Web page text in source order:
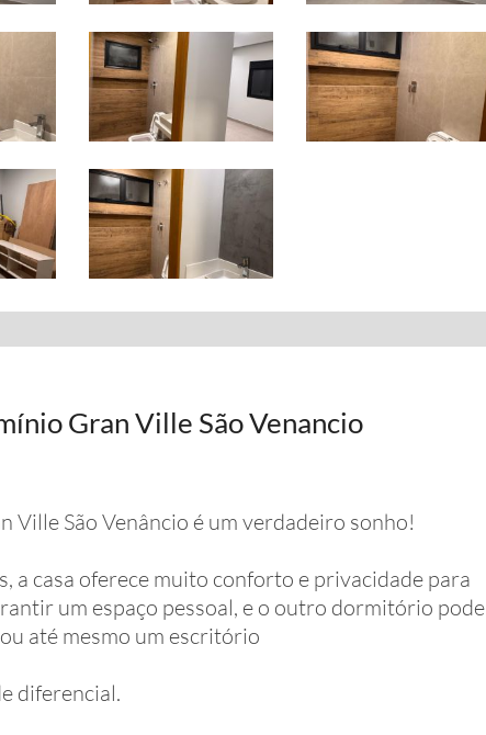
Gran Ville São Venancio
Ville São Venâncio é um verdadeiro sonho!
a casa oferece muito conforto e privacidade para
um espaço pessoal, e o outro dormitório pode
até mesmo um escritório
diferencial.